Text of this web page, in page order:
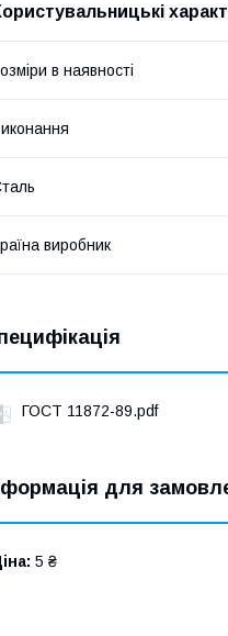
в наявності
виробник
ГОСТ 11872-89.pdf
для
5 ₴